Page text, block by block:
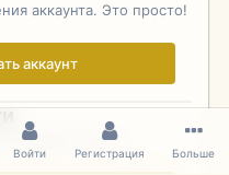
аккаунта. Это просто!
аккаунт
Войдите здесь.
Войти Регистрация Больше